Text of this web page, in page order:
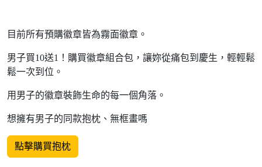
目前所有預購徽章皆為霧面徽章。
男子買10送1！購買徽章組合包，讓妳從痛包到慶生，輕輕鬆
鬆一次到位。
用男子的徽章裝飾生命的每一個角落。
想擁有男子的同款抱枕、無框畫嗎
點擊購買抱枕